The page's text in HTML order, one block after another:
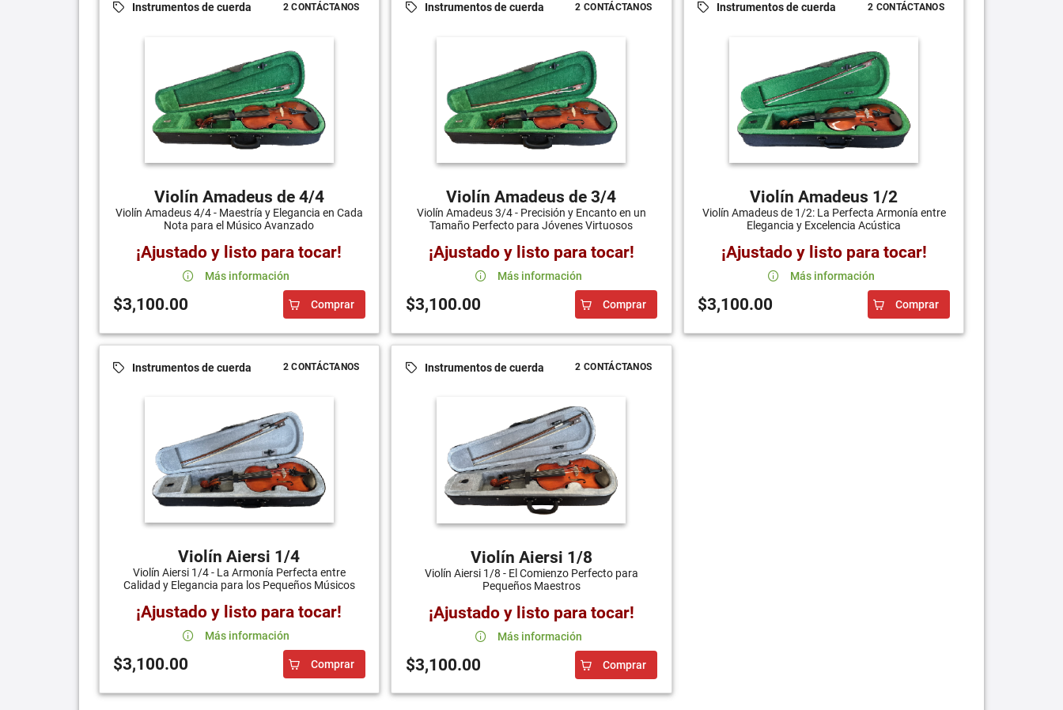
Instrumentos de cuerda 2 CONTÁCTANOS
Violín Amadeus de 4/4
Violín Amadeus 4/4 - Maestría y Elegancia en Cada
Nota para el Músico Avanzado
¡Ajustado y listo para tocar!
Más información
$3,100.00 Comprar
Instrumentos de cuerda 2 CONTÁCTANOS
Violín Amadeus de 3/4
Violín Amadeus 3/4 - Precisión y Encanto en un
Tamaño Perfecto para Jóvenes Virtuosos
¡Ajustado y listo para tocar!
Más información
$3,100.00 Comprar
Instrumentos de cuerda 2 CONTÁCTANOS
Violín Amadeus 1/2
Violín Amadeus de 1/2: La Perfecta Armonía entre
Elegancia y Excelencia Acústica
¡Ajustado y listo para tocar!
Más información
$3,100.00 Comprar
Instrumentos de cuerda 2 CONTÁCTANOS
Violín Aiersi 1/4
Violín Aiersi 1/4 - La Armonía Perfecta entre
Calidad y Elegancia para los Pequeños Músicos
¡Ajustado y listo para tocar!
Más información
$3,100.00 Comprar
Instrumentos de cuerda 2 CONTÁCTANOS
Violín Aiersi 1/8
Violín Aiersi 1/8 - El Comienzo Perfecto para
Pequeños Maestros
¡Ajustado y listo para tocar!
Más información
$3,100.00 Comprar